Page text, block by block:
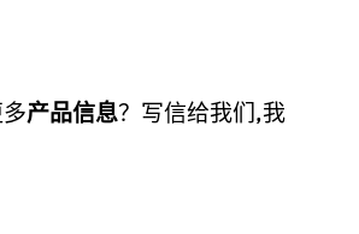
产品信息？写信给我们,我